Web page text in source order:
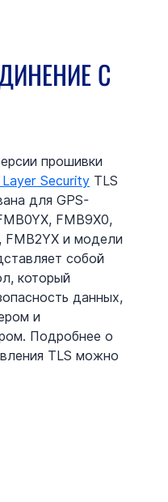
С
прошивки
Security TLS
для GPS-
FMB9X0,
FMB2YX и модели
собой
который
данных,
и
Подробнее о
TLS можно